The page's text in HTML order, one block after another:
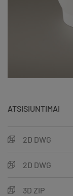
ATSISIUNTIMAI
2D DWG
2D DWG
3D ZIP